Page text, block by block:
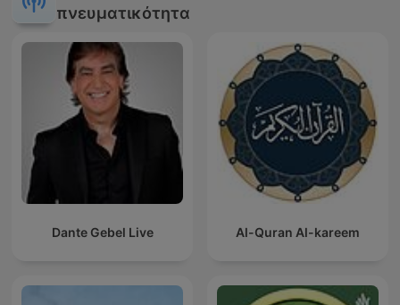
πνευματικότητα
Dante Gebel Live Al-Quran Al-kareem